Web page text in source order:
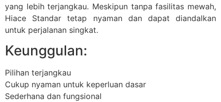
yang lebih terjangkau. Meskipun tanpa fasilitas mewah,
Hiace Standar tetap nyaman dan dapat diandalkan
untuk perjalanan singkat.
Keunggulan:
Pilihan terjangkau
Cukup nyaman untuk keperluan dasar
Sederhana dan fungsional